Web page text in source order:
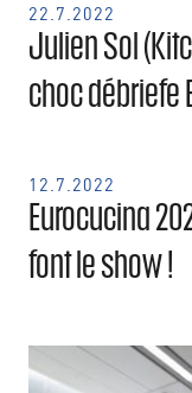
22.7.2022
Julien Sol
choc débriefe
12.7.2022
Eurocucina
font le show !